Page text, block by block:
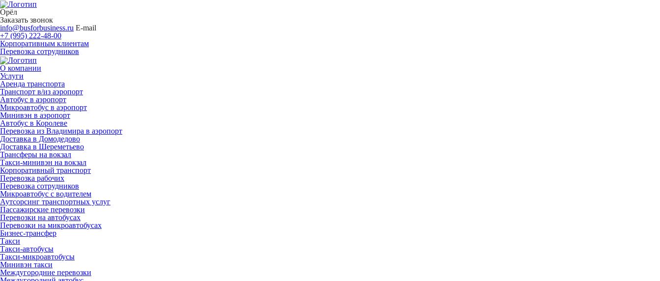
Орёл
Заказать звонок
info@busforbusiness.ru E-mail
+7 (995) 222-48-00
Корпоративным клиентам
Перевозка сотрудников
О компании
Услуги
Аренда транспорта
Транспорт в/из аэропорт
Автобус в аэропорт
Микроавтобус в аэропорт
Минивэн в аэропорт
Автобус в Королеве
Перевозка из Владимира в аэропорт
Доставка в Домодедово
Доставка в Шереметьево
Трансферы на вокзал
Такси-минивэн на вокзал
Корпоративный транспорт
Перевозка рабочих
Перевозка сотрудников
Микроавтобус с водителем
Аутсорсинг транспортных услуг
Пассажирские перевозки
Перевозки на автобусах
Перевозки на микроавтобусах
Бизнес-трансфер
Такси
Такси-автобусы
Такси-микроавтобусы
Минивэн такси
Междугородние перевозки